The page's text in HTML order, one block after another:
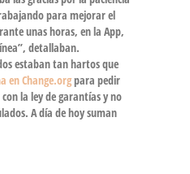
para mejorar el
unas horas, en la App,
detallaban.
estaban tan hartos que
en Change.orgpara pedir
la ley de garantías y no
A día de hoy suman